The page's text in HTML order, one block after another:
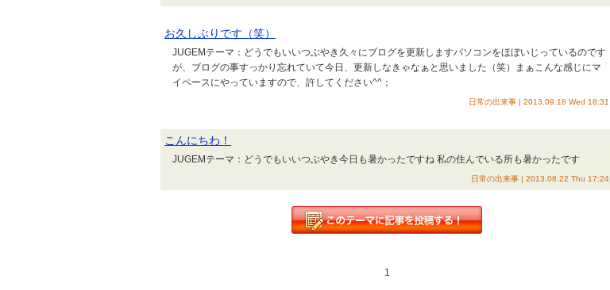
お久しぶりです（笑）
JUGEMテーマ：どうでもいいつぶやき久々にブログを更新しますパソコンをほぼいじっているのです
が、ブログの事すっかり忘れていて今日、更新しなきゃなぁと思いました（笑）まぁこんな感じにマ
イペースにやっていますので、許してください^^；
日常の出来事 | 2013.09.18 Wed 18:31
こんにちわ！
JUGEMテーマ：どうでもいいつぶやき今日も暑かったですね 私の住んでいる所も暑かったです
日常の出来事 | 2013.08.22 Thu 17:24
1